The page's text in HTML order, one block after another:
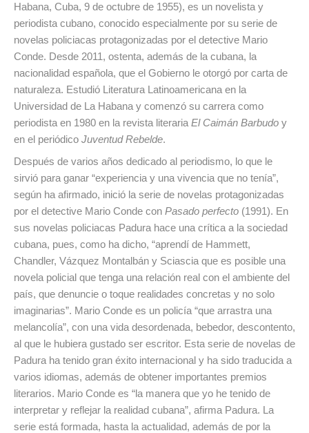
Habana, Cuba, 9 de octubre de 1955), es un novelista y
periodista cubano, conocido especialmente por su serie de
novelas policiacas protagonizadas por el detective Mario
Conde. Desde 2011, ostenta, además de la cubana, la
nacionalidad española, que el Gobierno le otorgó por carta de
naturaleza. Estudió Literatura Latinoamericana en la
Universidad de La Habana y comenzó su carrera como
periodista en 1980 en la revista literaria El Caimán Barbudo y
en el periódico Juventud Rebelde.
Después de varios años dedicado al periodismo, lo que le
sirvió para ganar “experiencia y una vivencia que no tenía”,
según ha afirmado, inició la serie de novelas protagonizadas
por el detective Mario Conde con Pasado perfecto (1991). En
sus novelas policiacas Padura hace una crítica a la sociedad
cubana, pues, como ha dicho, “aprendí de Hammett,
Chandler, Vázquez Montalbán y Sciascia que es posible una
novela policial que tenga una relación real con el ambiente del
país, que denuncie o toque realidades concretas y no solo
imaginarias”. Mario Conde es un policía “que arrastra una
melancolía”, con una vida desordenada, bebedor, descontento,
al que le hubiera gustado ser escritor. Esta serie de novelas de
Padura ha tenido gran éxito internacional y ha sido traducida a
varios idiomas, además de obtener importantes premios
literarios. Mario Conde es “la manera que yo he tenido de
interpretar y reflejar la realidad cubana”, afirma Padura. La
serie está formada, hasta la actualidad, además de por la